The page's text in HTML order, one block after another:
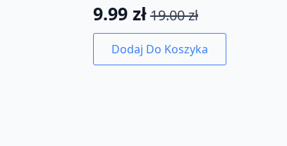
19.00zł
Pierwotna
cena
wynosiła:
9.99 zł
Aktualna
cena
wynosi:
Dodaj Do Koszyka